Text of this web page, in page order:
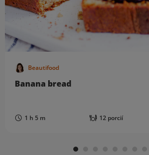
Beautifood
Banana bread
1 h 5 m 12 porcií